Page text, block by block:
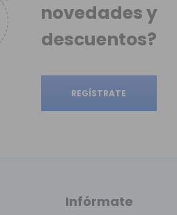
novedadesy
descuentos?
REGÍSTRATE
Infórmate